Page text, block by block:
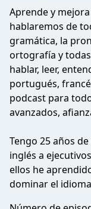
Aprende y
hablaremos de
gramática, la
ortografía y
hablar, leer,
portugués,
podcast para
avanzados,
Tengo 25 años
inglés a
ellos he
dominar el